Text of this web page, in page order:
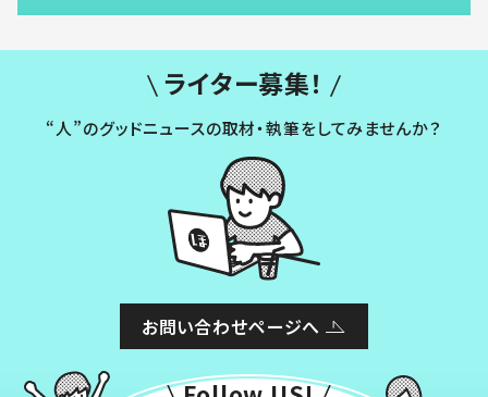
ライター募集！
“人”のグッドニュースの取材・執筆をしてみませんか？
お問い合わせページへ